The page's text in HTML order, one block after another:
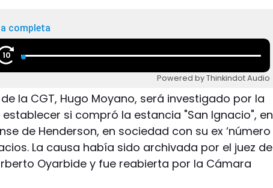
completa
10
Powered by Thinkindot Audio
la CGT, Hugo Moyano, será investigado por la
si compró la estancia "San Ignacio", en
de Henderson, en sociedad con su ex ‘número
La causa había sido archivada por el juez de
Oyarbide y fue reabierta por la Cámara